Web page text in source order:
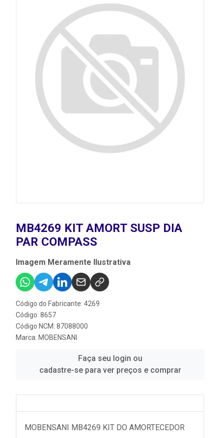
MB4269 KIT AMORT SUSP DIA
PAR COMPASS
Imagem Meramente Ilustrativa
Código do Fabricante: 4269
Código: 8657
Código NCM: 87088000
Marca: MOBENSANI
Faça seu login ou
cadastre-se para ver preços e comprar
MOBENSANI MB4269 KIT DO AMORTECEDOR